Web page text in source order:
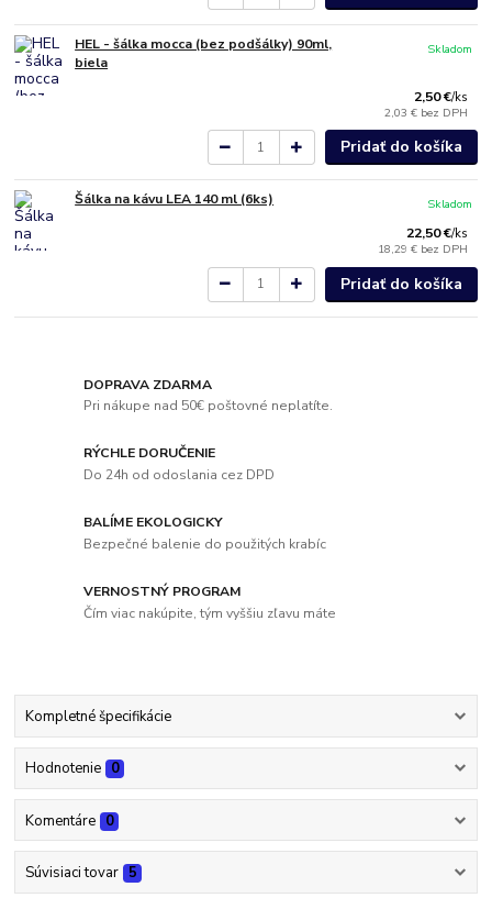
HEL - šálka mocca (bez podšálky) 90ml,
biela
2,50 €/ks
2,03 € bez DPH
Skladom
Pridať do košíka
Šálka na kávu LEA 140 ml (6ks)
22,50 €/ks
18,29 € bez DPH
Skladom
Pridať do košíka
DOPRAVA ZDARMA
Pri nákupe nad 50€ poštovné neplatíte.
RÝCHLE DORUČENIE
Do 24h od odoslania cez DPD
BALÍME EKOLOGICKY
Bezpečné balenie do použitých krabíc
VERNOSTNÝ PROGRAM
Čím viac nakúpite, tým vyššiu zľavu máte
Kompletné špecifikácie
Hodnotenie 0
Komentáre 0
Súvisiaci tovar 5